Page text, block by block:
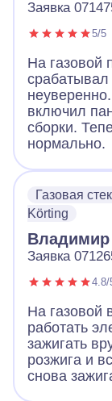
Заявка
5/5
На газовой
срабатывал
включил
сборки.
нормально.
Газовая
Körting
Владимир
Заявка
4.8/
На газовой
работать
зажигать
розжига и
снова